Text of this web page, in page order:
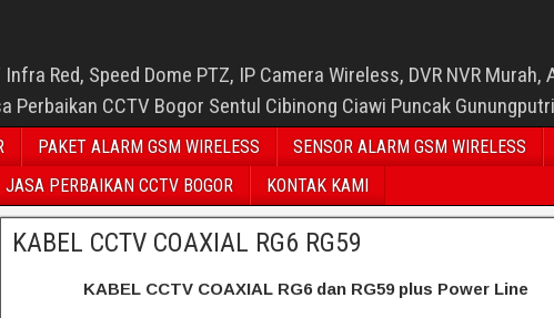
Red, Speed Dome PTZ, IP Camera Wireless, DVR NVR
Perbaikan CCTV Bogor Sentul Cibinong Ciawi Puncak
PAKET ALARM GSM WIRELESS
SENSOR ALARM GSM WIRELESS
JASA PERBAIKAN CCTV BOGOR KONTAK KAMI
KABEL CCTV COAXIAL RG6 RG59
KABEL CCTV COAXIAL RG6 dan RG59 plus Power Line